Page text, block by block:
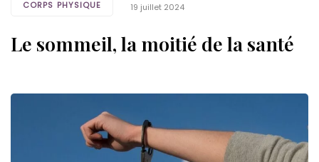
CORPS PHYSIQUE 19 juillet 2024
Le sommeil, la moitié de la santé